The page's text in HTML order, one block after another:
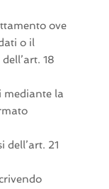
ove
o il
18
mediante la
21